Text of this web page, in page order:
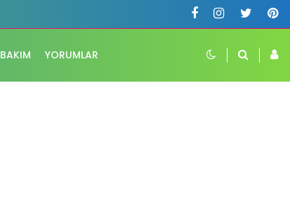
BAKIM YORUMLAR